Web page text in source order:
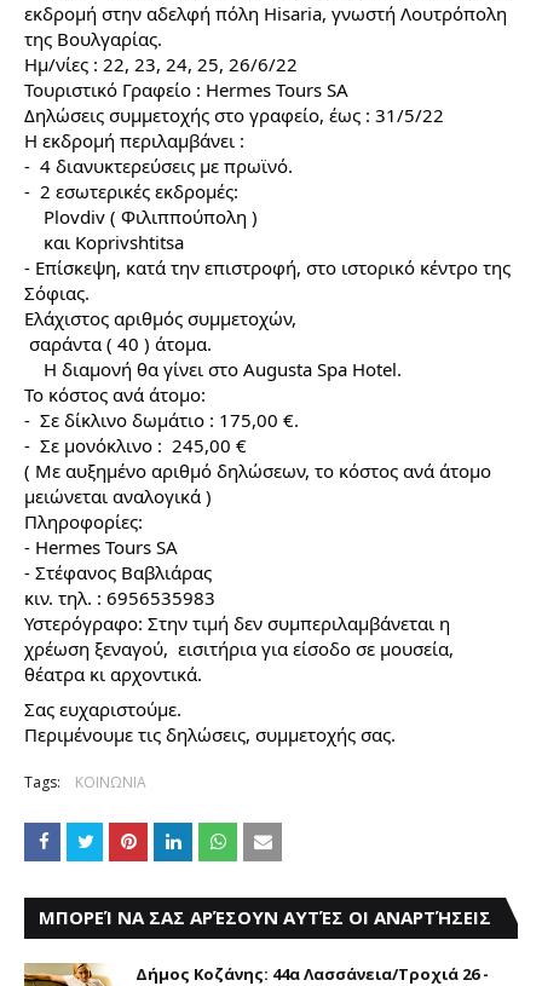
εκδρομή στην αδελφή πόλη Hisaria, γνωστή Λουτρόπολη
της Βουλγαρίας.
Ημ/νίες : 22, 23, 24, 25, 26/6/22
Τουριστικό Γραφείο : Hermes Tours SA
Δηλώσεις συμμετοχής στο γραφείο, έως : 31/5/22
Η εκδρομή περιλαμβάνει :
-  4 διανυκτερεύσεις με πρωϊνό.
-  2 εσωτερικές εκδρομές:
    Plovdiv ( Φιλιππούπολη )
    και Koprivshtitsa
- Επίσκεψη, κατά την επιστροφή, στο ιστορικό κέντρο της
Σόφιας.
Ελάχιστος αριθμός συμμετοχών,
σαράντα ( 40 ) άτομα.
    Η διαμονή θα γίνει στο Augusta Spa Hotel.
Το κόστος ανά άτομο:
-  Σε δίκλινο δωμάτιο : 175,00 €.
-  Σε μονόκλινο :  245,00 €
( Με αυξημένο αριθμό δηλώσεων, το κόστος ανά άτομο
μειώνεται αναλογικά )
Πληροφορίες:
- Hermes Tours SA
- Στέφανος Βαβλιάρας
κιν. τηλ. : 6956535983
Υστερόγραφο: Στην τιμή δεν συμπεριλαμβάνεται η
χρέωση ξεναγού,  εισιτήρια για είσοδο σε μουσεία,
θέατρα κι αρχοντικά.
Σας ευχαριστούμε.
Περιμένουμε τις δηλώσεις, συμμετοχής σας.
Tags: ΚΟΙΝΩΝΙΑ
ΜΠΟΡΕΊ ΝΑ ΣΑΣ ΑΡΈΣΟΥΝ ΑΥΤΈΣ ΟΙ ΑΝΑΡΤΉΣΕΙΣ
Δήμος Κοζάνης: 44α Λασσάνεια/Τροχιά 26 -